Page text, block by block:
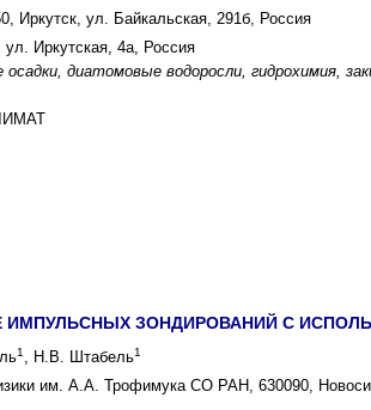
Иркутск, ул. Байкальская, 291б, Россия
Иркутская, 4а, Россия
диатомовые водоросли, гидрохимия,
ИМПУЛЬСНЫХ ЗОНДИРОВАНИЙ С
1 , Н.В. Штабель1
им. А.А. Трофимука СО РАН, 630090,